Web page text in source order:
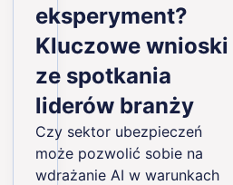
eksperyment?
Kluczowe wnioski
ze spotkania
liderów branży
Czy sektor ubezpieczeń
może pozwolić sobie na
wdrażanie AI w warunkach